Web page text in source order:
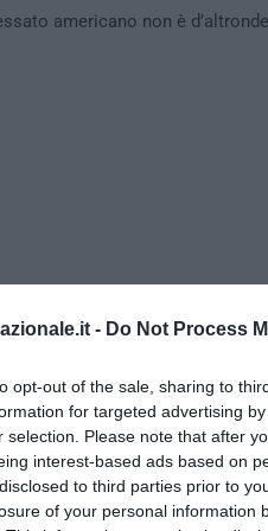
- Do Not Process
opt-out of the sale, sharing to
for targeted advertising
selection. Please note that after
interest-based ads based on
to third parties prior to
of your personal information
americano non è
di El Paso, che aveva
esserci pochi dubbi
chi non ha avuto